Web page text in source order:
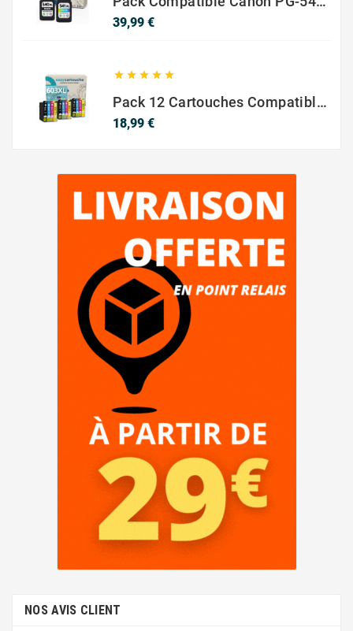
39,99 €Prix
    
Pack 12 Cartouches Compatible EPSON 603XL
18,99 €Prix
NOS AVIS CLIENT